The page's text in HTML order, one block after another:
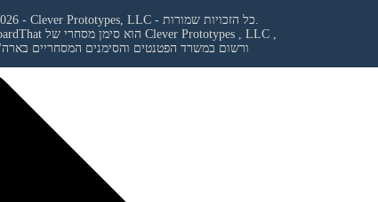
© 2026 - Clever Prototypes, LLC - כל הזכויות שמורות.
Clever Prototypes , LLC ,
ורשום במשרד הפטנטים והסימנים המסחריים